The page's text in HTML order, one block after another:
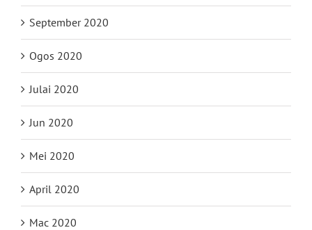
September 2020
Ogos 2020
Julai 2020
Jun 2020
Mei 2020
April 2020
Mac 2020